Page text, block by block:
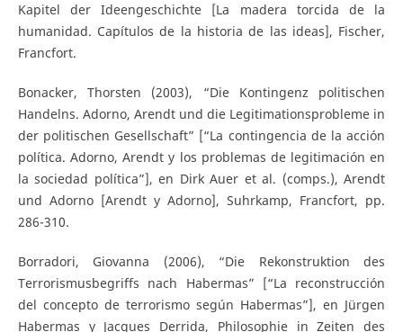
Kapitel der Ideengeschichte [La madera torcida de la
humanidad. Capítulos de la historia de las ideas], Fischer,
Francfort.
Bonacker, Thorsten (2003), “Die Kontingenz politischen
Handelns. Adorno, Arendt und die Legitimationsprobleme in
der politischen Gesellschaft” [“La contingencia de la acción
política. Adorno, Arendt y los problemas de legitimación en
la sociedad política”], en Dirk Auer et al. (comps.), Arendt
und Adorno [Arendt y Adorno], Suhrkamp, Francfort, pp.
286-310.
Borradori, Giovanna (2006), “Die Rekonstruktion des
Terrorismusbegriffs nach Habermas” [“La reconstrucción
del concepto de terrorismo según Habermas”], en Jürgen
Habermas y Jacques Derrida, Philosophie in Zeiten des